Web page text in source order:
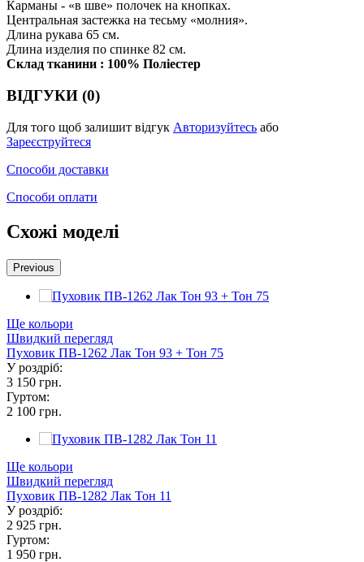
Карманы - «в шве» полочек на кнопках.
Центральная застежка на тесьму «молния».
Длина рукава 65 см.
Длина изделия по спинке 82 см.
Склад тканини : 100% Поліестер
ВІДГУКИ (0)
Для того щоб залишит відгук Авторизуйтесь або
Зареєструйтеся
Способи доставки
Способи оплати
Схожі моделі
Previous
Ще кольори
Швидкий перегляд
Пуховик ПВ-1262 Лак Тон 93 + Тон 75
У роздріб:
3 150 грн.
Гуртом:
2 100 грн.
Ще кольори
Швидкий перегляд
Пуховик ПВ-1282 Лак Тон 11
У роздріб:
2 925 грн.
Гуртом:
1 950 грн.